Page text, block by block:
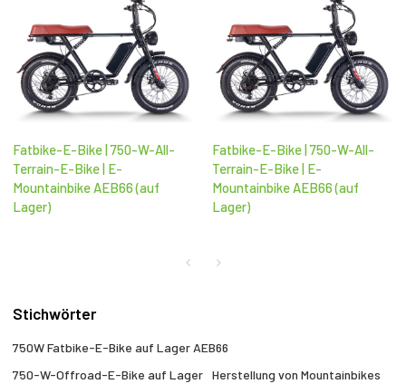
Fatbike-E-Bike | 750-W-All-
Terrain-E-Bike | E-
Mountainbike AEB66 (auf
Lager)
Fatbike-E-Bike | 750-W-All-
Terrain-E-Bike | E-
Mountainbike AEB66 (auf
Lager)
Stichwörter
750W Fatbike-E-Bike auf Lager AEB66
750-W-Offroad-E-Bike auf Lager
Herstellung von Mountainbikes